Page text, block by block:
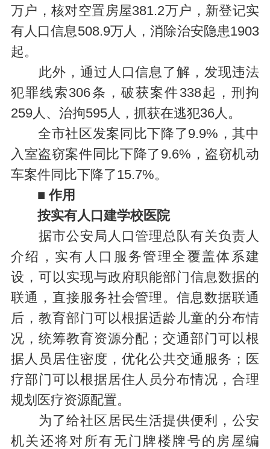
万户，核对空置房屋381.2万户，新登记实
有人口信息508.9万人，消除治安隐患1903
起。
此外，通过人口信息了解，发现违法
犯罪线索306条，破获案件338起，刑拘
259人、治拘595人，抓获在逃犯36人。
全市社区发案同比下降了9.9%，其中
入室盗窃案件同比下降了9.6%，盗窃机动
车案件同比下降了15.7%。
■ 作用
按实有人口建学校医院
据市公安局人口管理总队有关负责人
介绍，实有人口服务管理全覆盖体系建
设，可以实现与政府职能部门信息数据的
联通，直接服务社会管理。信息数据联通
后，教育部门可以根据适龄儿童的分布情
况，统筹教育资源分配；交通部门可以根
据人员居住密度，优化公共交通服务；医
疗部门可以根据居住人员分布情况，合理
规划医疗资源配置。
为了给社区居民生活提供便利，公安
机关还将对所有无门牌楼牌号的房屋编